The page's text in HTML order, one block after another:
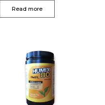
Read more